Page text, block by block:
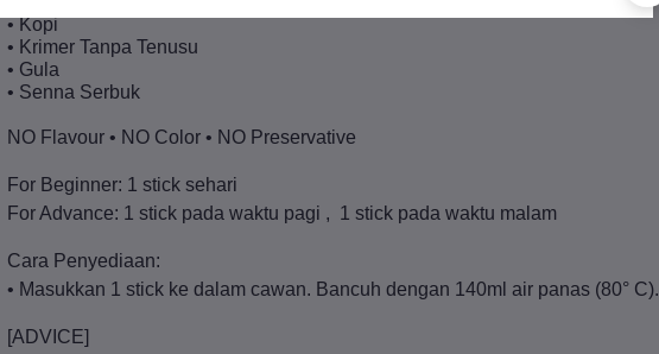
• Kopi
• Krimer Tanpa Tenusu
• Gula
• Senna Serbuk
NO Flavour • NO Color • NO Preservative
For Beginner: 1 stick sehari
For Advance: 1 stick pada waktu pagi , 1 stick pada waktu malam
Cara Penyediaan:
• Masukkan 1 stick ke dalam cawan. Bancuh dengan 140ml air panas (80° C).
[ADVICE]